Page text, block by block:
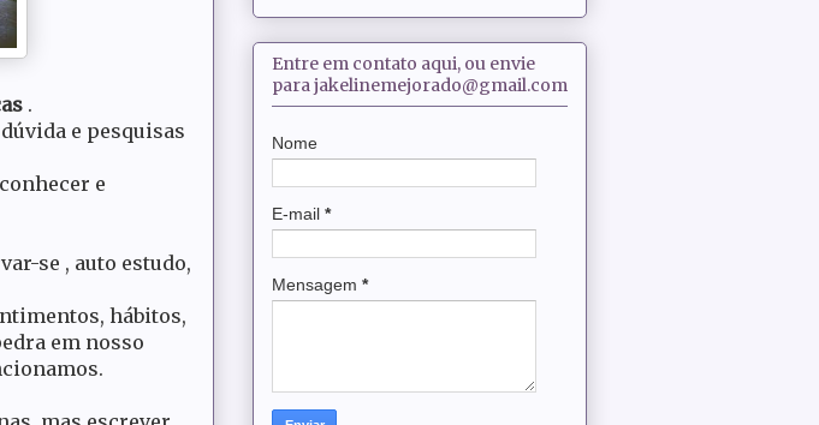
.
e pesquisas
e
se , auto estudo,
hábitos,
em nosso
Entre em contato aqui, ou envie
para jakelinemejorado@gmail.com
Nome
E-mail *
Mensagem *